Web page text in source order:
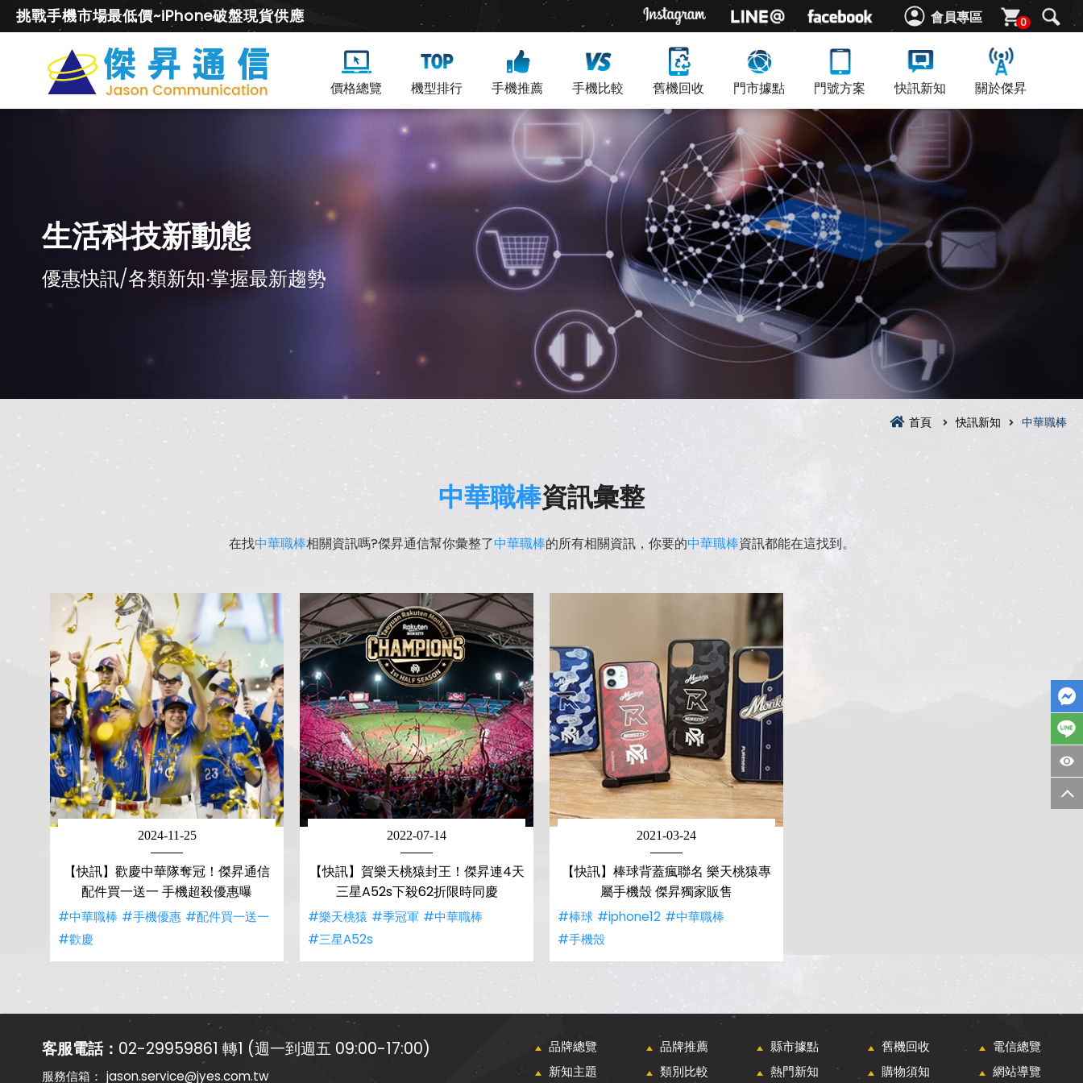
會員專區 0
挑戰手機市場最低價~iPhone破盤現貨供應
價格總覽 機型排行 手機推薦 手機比較 舊機回收 門市據點 門號方案 快訊新知 關於傑昇
生活科技新動態
優惠快訊/各類新知‧掌握最新趨勢
首頁 快訊新知 中華職棒
中華職棒資訊彙整
在找中華職棒相關資訊嗎?傑昇通信幫你彙整了中華職棒的所有相關資訊，你要的中華職棒資訊都能在這找到。
2024-11-25
【快訊】歡慶中華隊奪冠！傑昇通信
配件買一送一 手機超殺優惠曝
#中華職棒 #手機優惠 #配件買一送一
#歡慶
2022-07-14
【快訊】賀樂天桃猿封王！傑昇連4天
三星A52s下殺62折限時同慶
#樂天桃猿 #季冠軍 #中華職棒
#三星A52s
2021-03-24
【快訊】棒球背蓋瘋聯名 樂天桃猿專
屬手機殼 傑昇獨家販售
#棒球 #iphone12 #中華職棒
#手機殼
客服電話： 02-29959861 轉1 (週一到週五 09:00-17:00)
jason.service@jyes.com.tw
品牌總覽 品牌推薦 縣市據點 舊機回收
電信總覽
新知主題
類別比較 熱門新知 購物須知 網站導覽